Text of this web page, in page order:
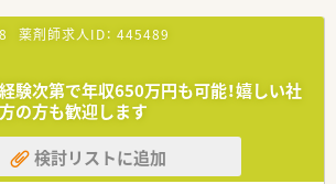
年以上ある方は、年齢に関わらず年収550万円が
準の給与体系です。
経験をお持ちであればさらに優遇され、最大で年
示も可能です。
勤者には高速代を支給するなど、従業員を大切に
の企業です。
薬剤師求人ID： 445489
経験次第で年収650万円も可能！嬉しい社
の方も歓迎します
検討リストに追加